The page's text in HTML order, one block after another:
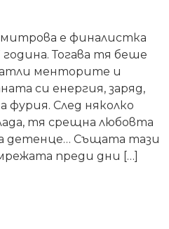
е финалистка
Тогава тя беше
менторите и
си енергия, заряд,
фурия. След няколко
тя срещна любовта
детенце… Същата тази
преди дни […]